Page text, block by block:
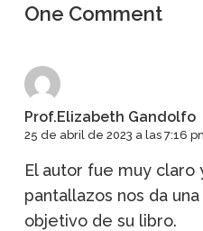
One Comment
Prof.Elizabeth Gandolfo
25 de abril de 2023 a las 7:16
El autor fue muy
pantallazos nos da
objetivo de su libro.